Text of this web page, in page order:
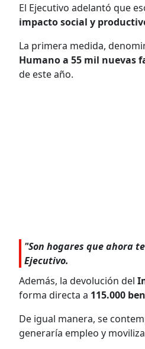
El Ejecutivo adelantó que
impacto social y
La primera medida,
Humano a 55 mil nuevas
de este año.
"Son hogares que ahora
Ejecutivo.
Además, la devolución del
forma directa a 115.000
De igual manera, se
generaría empleo y